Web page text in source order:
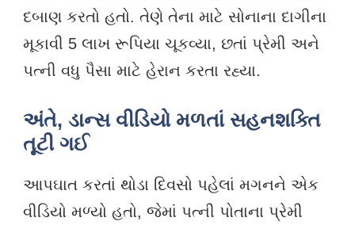
દબાણ કરતો હતો. તેણે તેના માટે સોનાના દાગીના
મૂકાવી 5 લાખ રૂપિયા ચૂકવ્યા, છતાં પ્રેમી અને
પત્ની વધુ પૈસા માટે હેરાન કરતા રહ્યા.
અંતે, ડાન્સ વીડિયો મળતાં સહનશક્તિ
તૂટી ગઈ
આપઘાત કરતાં થોડા દિવસો પહેલાં મગનને એક
વીડિયો મળ્યો હતો, જેમાં પત્ની પોતાના પ્રેમી